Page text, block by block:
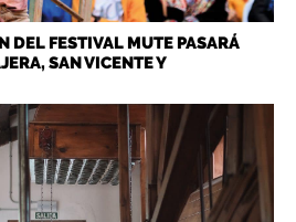
DEL FESTIVAL MUTE PASARÁ
SAN VICENTE Y